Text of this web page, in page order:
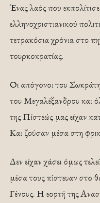
Ένας λαός που
ελληνοχριστιανικού
τετρακόσια χρόνια στο
τουρκοκρατίας.
Οι απόγονοι του
του Μεγαλέξανδρου και
της Πίστεώς μας είχαν
Και ζούσαν μέσα στη
Δεν είχαν χάσει όμως
μέσα τους πίστευαν στο
Γένους. Η εορτή της